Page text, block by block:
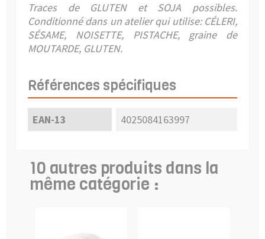
Traces de GLUTEN et SOJA possibles.
Conditionné dans un atelier qui utilise: CÉLERI,
SÉSAME, NOISETTE, PISTACHE, graine de
MOUTARDE, GLUTEN.
Références spécifiques
EAN-13 4025084163997
10 autres produits dans la
même catégorie :